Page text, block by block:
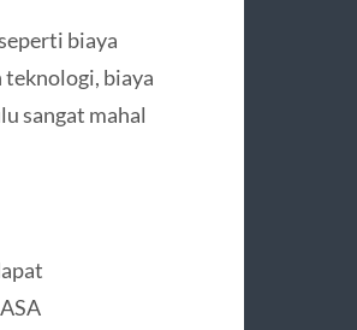
biaya
biaya
sangat mahal